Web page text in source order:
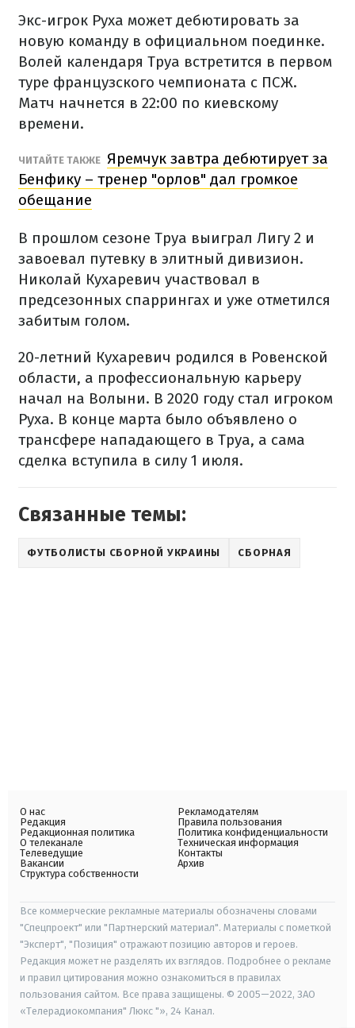
Экс-игрок Руха может дебютировать за
новую команду в официальном поединке.
Волей календаря Труа встретится в первом
туре французского чемпионата с ПСЖ.
Матч начнется в 22:00 по киевскому
времени.
ЧИТАЙТЕ ТАКЖЕ Яремчук завтра дебютирует за
Бенфику – тренер "орлов" дал громкое
обещание
В прошлом сезоне Труа выиграл Лигу 2 и
завоевал путевку в элитный дивизион.
Николай Кухаревич участвовал в
предсезонных спаррингах и уже отметился
забитым голом.
20-летний Кухаревич родился в Ровенской
области, а профессиональную карьеру
начал на Волыни. В 2020 году стал игроком
Руха. В конце марта было объявлено о
трансфере нападающего в Труа, а сама
сделка вступила в силу 1 июля.
Связанные темы:
ФУТБОЛИСТЫ СБОРНОЙ УКРАИНЫ СБОРНАЯ
О нас
Редакция
Редакционная политика
О телеканале
Телеведущие
Вакансии
Структура собственности
Рекламодателям
Правила пользования
Политика конфиденциальности
Техническая информация
Контакты
Архив
Все коммерческие рекламные материалы обозначены словами
"Спецпроект" или "Партнерский материал". Материалы с пометкой
"Эксперт", "Позиция" отражают позицию авторов и героев.
Редакция может не разделять их взглядов. Подробнее о рекламе
и правил цитирования можно ознакомиться в правилах
пользования сайтом. Все права защищены. © 2005—2022, ЗАО
«Телерадиокомпания" Люкс "», 24 Канал.